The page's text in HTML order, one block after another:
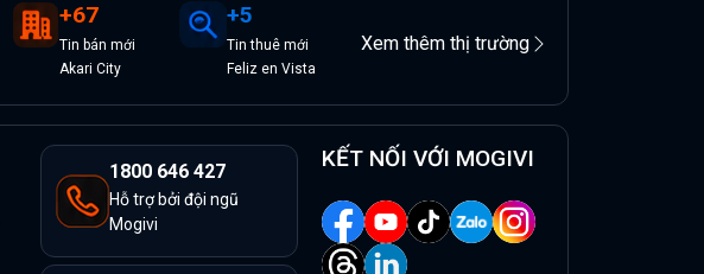
+67
Tin bán mới
Akari City
+5
Tinthuê mới
Feliz en Vista
Xem thêm thị trường
1800 646 427
Hỗ trợ bởi đội ngũ
Mogivi
KẾT NỐI VỚI MOGIVI